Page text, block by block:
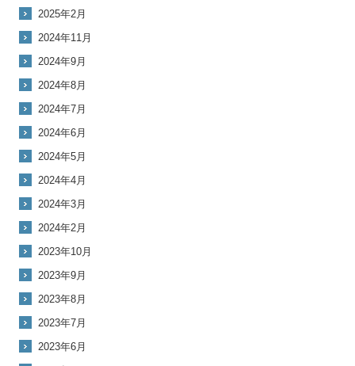
2025年2月
2024年11月
2024年9月
2024年8月
2024年7月
2024年6月
2024年5月
2024年4月
2024年3月
2024年2月
2023年10月
2023年9月
2023年8月
2023年7月
2023年6月